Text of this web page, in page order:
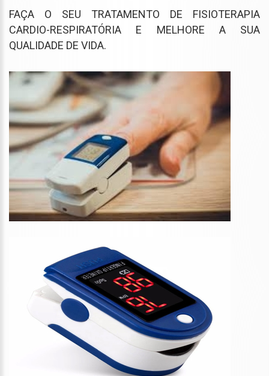
FAÇA O SEU TRATAMENTO DE FISIOTERAPIA
CARDIO-RESPIRATÓRIA E MELHORE A SUA
QUALIDADE DE VIDA.